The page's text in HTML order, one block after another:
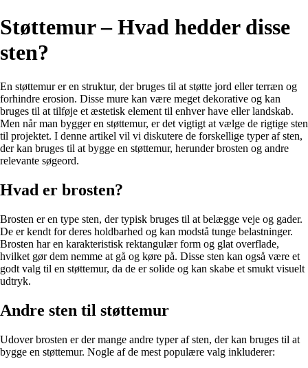
Støttemur – Hvad hedder disse
sten?
En støttemur er en struktur, der bruges til at støtte jord eller terræn og
forhindre erosion. Disse mure kan være meget dekorative og kan
bruges til at tilføje et æstetisk element til enhver have eller landskab.
Men når man bygger en støttemur, er det vigtigt at vælge de rigtige sten
til projektet. I denne artikel vil vi diskutere de forskellige typer af sten,
der kan bruges til at bygge en støttemur, herunder brosten og andre
relevante søgeord.
Hvad er brosten?
Brosten er en type sten, der typisk bruges til at belægge veje og gader.
De er kendt for deres holdbarhed og kan modstå tunge belastninger.
Brosten har en karakteristisk rektangulær form og glat overflade,
hvilket gør dem nemme at gå og køre på. Disse sten kan også være et
godt valg til en støttemur, da de er solide og kan skabe et smukt visuelt
udtryk.
Andre sten til støttemur
Udover brosten er der mange andre typer af sten, der kan bruges til at
bygge en støttemur. Nogle af de mest populære valg inkluderer: